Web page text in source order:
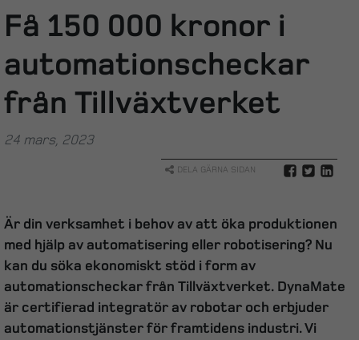
Få 150 000 kronor i
automationscheckar
från Tillväxtverket
24 mars, 2023
DELA GÄRNA SIDAN
Är din verksamhet i behov av att öka produktionen
med hjälp av automatisering eller robotisering? Nu
kan du söka ekonomiskt stöd i form av
automationscheckar från Tillväxtverket. DynaMate
är certifierad integratör av robotar och erbjuder
automationstjänster för framtidens industri. Vi